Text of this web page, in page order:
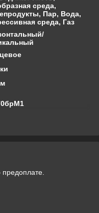
среда,
Пар, Вода,
среда, Газ